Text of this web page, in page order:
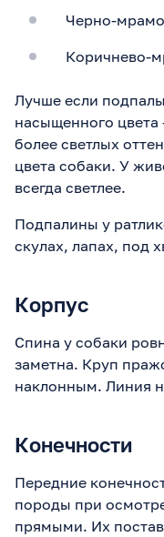
Черно-
Коричнево-
Лучше если
насыщенного цвета
более светлых
цвета собаки. У
всегда светлее.
Подпалины у
скулах, лапах, под
Корпус
Спина у собаки
заметна. Круп
наклонным. Линия
Конечности
Передние
породы при
прямыми. Их